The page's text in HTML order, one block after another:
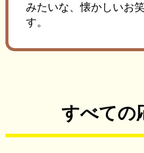
みたいな、懐かしいお
す。
すべての